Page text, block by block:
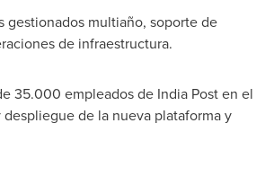
gestionados multiaño, soporte de
de infraestructura.
35.000 empleados de India Posten el
despliegue de la nueva plataforma y